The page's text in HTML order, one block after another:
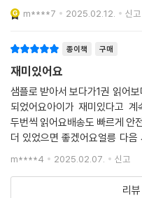
한국 신화에는 여러 신과 인간이
이 두드러지고, 인간에서 신이
는 다른 캐릭터 유형을 보는 재미
사뭇 다른 방식으로 문제를 해결
다. 부드럽게 보듬고 서로를 보
습은 어린이들에게 바람직한 롤
말해요. 잘 만든 책입니다.
m****7 2025.02.12. 신고
종이책 구매
재미있어요
샘플로 받아서 보다가1권 읽어
되었어요아이가 재미있다고
두번씩 읽어요배송도 빠르게 안
더 있었으면 좋겠어요얼릉 다음
네요여행갈때도 챙겨가고 핸드
m****4 2025.02.07. 신고
리뷰